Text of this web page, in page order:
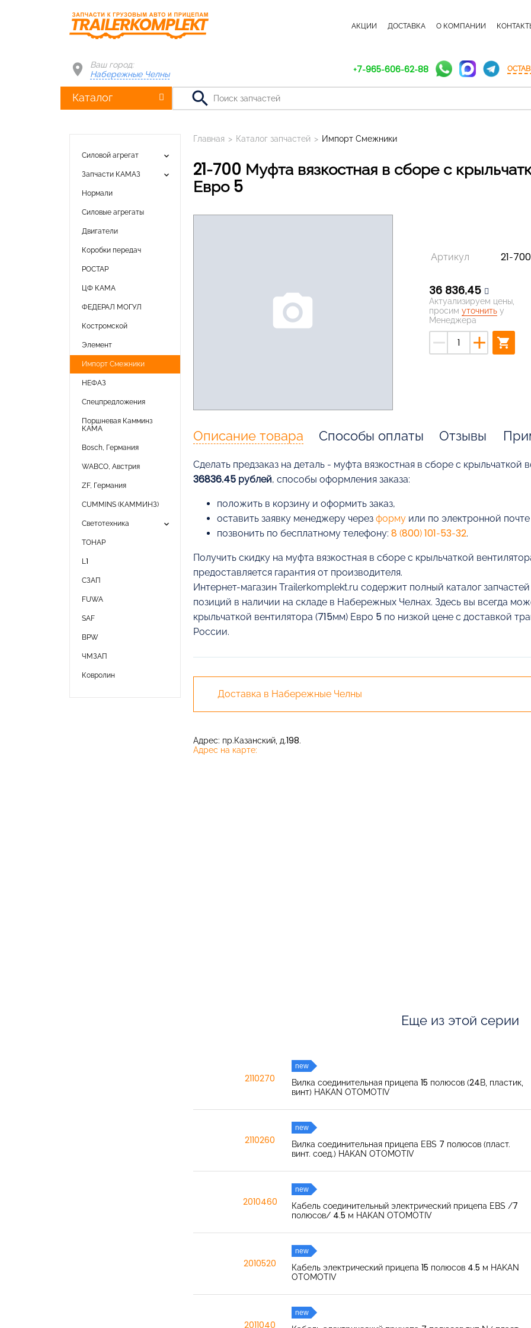
АКЦИИ ДОСТАВКА О КОМПАНИИ
Ваш город:
Набережные Челны
+7-965-606-62-88
Каталог search
Силовой агрегат keyboard_arrow_down
Запчасти КАМАЗ keyboard_arrow_down
Нормали
Силовые агрегаты
Двигатели
Коробки передач
РОСТАР
ЦФ КАМА
ФЕДЕРАЛ МОГУЛ
Костромской
Элемент
Импорт Смежники
НЕФАЗ
Спецпредложения
Поршневая Камминз
КАМА
Bosch, Германия
WABCO, Австрия
ZF, Германия
CUMMINS (КАММИНЗ)
Светотехника keyboard_arrow_down
ТОНАР
L1
СЗАП
FUWA
SAF
BPW
ЧМЗАП
Ковролин
Главная > Каталог запчастей > Импорт Смежники
21-700 Муфта вязкостная в сборе с крыльчаткой вентилятора (715мм)
Евро 5
photo_camera
Артикул 21-700
36 836,45
Актуализируем цены,
просим уточнитьу
Менеджера
remove add shopping_cart
Описание товара Способы оплаты Отзывы
Cделать предзаказ на деталь - муфта вязкостная в сборе с крыльчаткой
36836.45 рублей, способы оформления заказа:
положить в корзину и оформить заказ,
оставить заявку менеджеру через формуили по электронной почте
позвонить по бесплатному телефону: 8 (800) 101-53-32.
Получить скидку на муфта вязкостная в сборе с крыльчаткой
предоставляется гарантия от производителя.
Интернет-магазин Trailerkomplekt.ru содержит полный каталог
позиций в наличии на складе в Набережных Челнах. Здесь вы всегда
крыльчаткой вентилятора (715мм) Евро 5 по низкой цене с доставкой
России.
Доставка в Набережные Челны
Адрес: пр.Казанский, д.198.
Адрес на карте:
Еще из этой серии
2110270
new
Вилка соединительная прицепа 15 полюсов (24В, пластик,
винт) HAKAN OTOMOTIV
2110260
new
Вилка соединительная прицепа EBS 7 полюсов (пласт.
винт. соед.) HAKAN OTOMOTIV
2010460
new
Кабель соединительный электрический прицепа EBS /7
полюсов/ 4.5 м HAKAN OTOMOTIV
2010520
new
Кабель электрический прицепа 15 полюсов 4.5 м HAKAN
OTOMOTIV
2011040
new